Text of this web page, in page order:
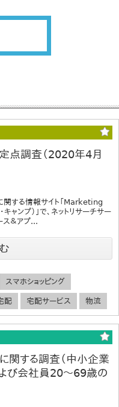
点調査（2020年4月
関する情報サイト「Marketing
ャンプ）」で、ネットリサーチサー
ス＆アプ...
スマホショッピング
配 宅配サービス 物流
関する調査（中小企業
び会社員20～69歳の